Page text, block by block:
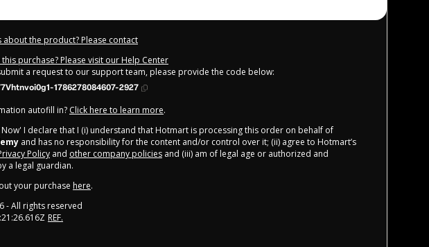
about the product? Please contact
purchase? Please visit our Help Center
a request to our support team, please provide the code below:
1786278084607-2927
autofill in? Click here to learn more.
Now' I declare that I (i) understand that Hotmart is processing this order on behalf of
and has no responsibility for the content and/or control over it; (ii) agree to Hotmart’s
Policy and other company policies and (iii) am of legal age or authorized and
a legal guardian.
your purchase here.
- All rights reserved
REF.